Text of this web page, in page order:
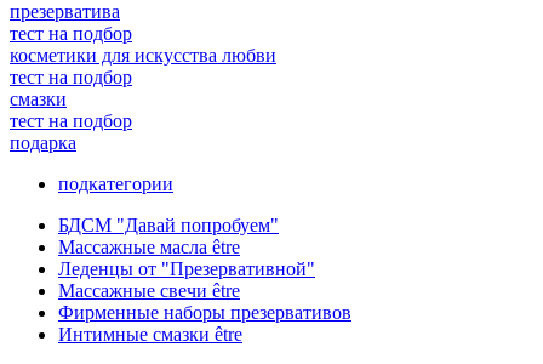
презерватива
тест на подбор
косметики для искусства любви
тест на подбор
смазки
тест на подбор
подарка
подкатегории
БДСМ "Давай попробуем"
Массажные масла être
Леденцы от "Презервативной"
Массажные свечи être
Фирменные наборы презервативов
Интимные смазки être